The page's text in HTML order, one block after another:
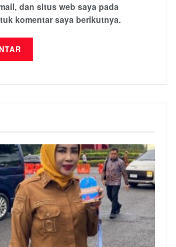
dan situs web saya pada
komentar saya berikutnya.